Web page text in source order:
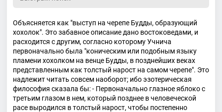
Объясняется как "выступ на черепе Будды, образующий
хохолок". Это забавное описание дано востоковедами, и
расходится с другим, согласно которому Учнича
первоначально была "коническим или подобным языку
пламени хохолком на венце Будды, в позднейших веках
представленным как толстый нарост на самом черепе". Это
надлежит читать совсем наоборот; ибо эзотерическая
философия сказала бы: - Первоначально глазное яблоко с
третьим глазом в нем, который позднее в человеческой
расе выродился в толстый нарост, чтобы постепенно